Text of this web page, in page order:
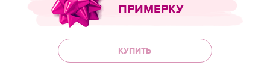
ПРИМЕРКУ
КУПИТЬ